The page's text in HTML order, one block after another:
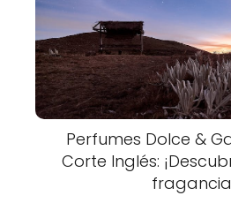
Perfumes Dolce &
Corte Inglés: